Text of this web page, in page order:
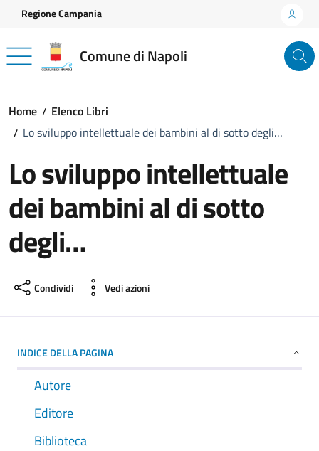
Vai ai contenuti
Vai al footer
Regione Campania
Comune di Napoli
Home
Elenco Libri
Lo sviluppo intellettuale dei bambini al di sotto degli…
Lo sviluppo intellettuale
dei bambini al di sotto
degli…
Condividi Vedi azioni
INDICE DELLA PAGINA
Autore
Editore
Biblioteca